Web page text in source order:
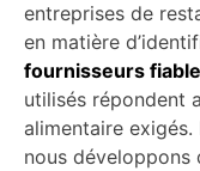
entreprises de
en matière
fournisseurs
utilisés répondent
alimentaire
nous